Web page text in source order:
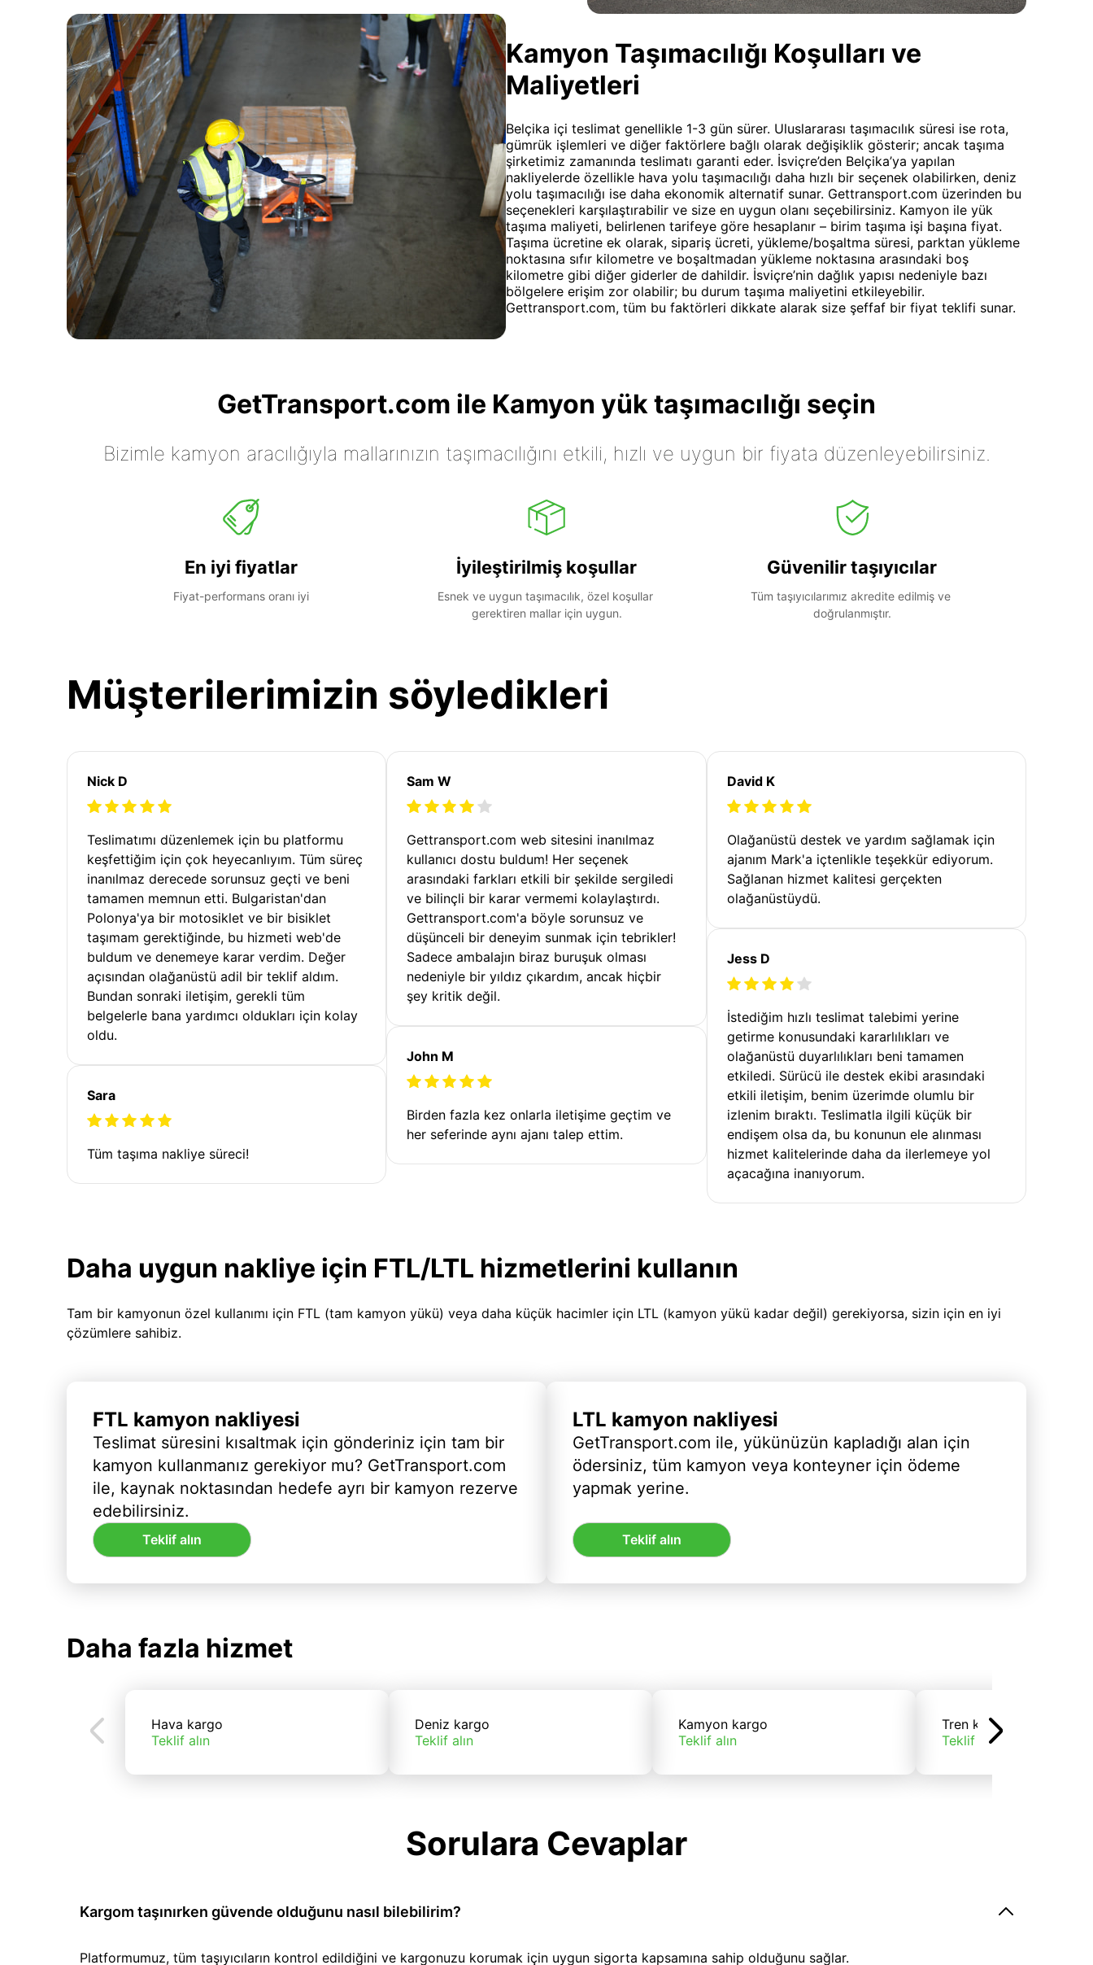
Kamyon Taşımacılığı Koşulları ve
Maliyetleri
Belçika içi teslimat genellikle 1-3 gün sürer. Uluslararası taşımacılık süresi ise rota,
gümrük işlemleri ve diğer faktörlere bağlı olarak değişiklik gösterir; ancak taşıma
şirketimiz zamanında teslimatı garanti eder. İsviçre’den Belçika’ya yapılan
nakliyelerde özellikle hava yolu taşımacılığı daha hızlı bir seçenek olabilirken, deniz
yolu taşımacılığı ise daha ekonomik alternatif sunar. Gettransport.com üzerinden bu
seçenekleri karşılaştırabilir ve size en uygun olanı seçebilirsiniz. Kamyon ile yük
taşıma maliyeti, belirlenen tarifeye göre hesaplanır – birim taşıma işi başına fiyat.
Taşıma ücretine ek olarak, sipariş ücreti, yükleme/boşaltma süresi, parktan yükleme
noktasına sıfır kilometre ve boşaltmadan yükleme noktasına arasındaki boş
kilometre gibi diğer giderler de dahildir. İsviçre’nin dağlık yapısı nedeniyle bazı
bölgelere erişim zor olabilir; bu durum taşıma maliyetini etkileyebilir.
Gettransport.com, tüm bu faktörleri dikkate alarak size şeffaf bir fiyat teklifi sunar.
GetTransport.com ile Kamyon yük taşımacılığı seçin
Bizimle kamyon aracılığıyla mallarınızın taşımacılığını etkili, hızlı ve uygun bir fiyata düzenleyebilirsiniz.
En iyi fiyatlar
Fiyat-performans oranı iyi
İyileştirilmiş koşullar
Esnek ve uygun taşımacılık, özel koşullar
gerektiren mallar için uygun.
Güvenilir taşıyıcılar
Tüm taşıyıcılarımız akredite edilmiş ve
doğrulanmıştır.
Müşterilerimizin söyledikleri
Nick D
Teslimatımı düzenlemek için bu platformu
keşfettiğim için çok heyecanlıyım. Tüm süreç
inanılmaz derecede sorunsuz geçti ve beni
tamamen memnun etti. Bulgaristan'dan
Polonya'ya bir motosiklet ve bir bisiklet
taşımam gerektiğinde, bu hizmeti web'de
buldum ve denemeye karar verdim. Değer
açısından olağanüstü adil bir teklif aldım.
Bundan sonraki iletişim, gerekli tüm
belgelerle bana yardımcı oldukları için kolay
oldu.
Sara
Tüm taşıma nakliye süreci!
Sam W
Gettransport.com web sitesini inanılmaz
kullanıcı dostu buldum! Her seçenek
arasındaki farkları etkili bir şekilde sergiledi
ve bilinçli bir karar vermemi kolaylaştırdı.
Gettransport.com'a böyle sorunsuz ve
düşünceli bir deneyim sunmak için tebrikler!
Sadece ambalajın biraz buruşuk olması
nedeniyle bir yıldız çıkardım, ancak hiçbir
şey kritik değil.
John M
Birden fazla kez onlarla iletişime geçtim ve
her seferinde aynı ajanı talep ettim.
David K
Olağanüstü destek ve yardım sağlamak için
ajanım Mark'a içtenlikle teşekkür ediyorum.
Sağlanan hizmet kalitesi gerçekten
olağanüstüydü.
Jess D
İstediğim hızlı teslimat talebimi yerine
getirme konusundaki kararlılıkları ve
olağanüstü duyarlılıkları beni tamamen
etkiledi. Sürücü ile destek ekibi arasındaki
etkili iletişim, benim üzerimde olumlu bir
izlenim bıraktı. Teslimatla ilgili küçük bir
endişem olsa da, bu konunun ele alınması
hizmet kalitelerinde daha da ilerlemeye yol
açacağına inanıyorum.
Daha uygun nakliye için FTL/LTL hizmetlerini kullanın
Tam bir kamyonun özel kullanımı için FTL (tam kamyon yükü) veya daha küçük hacimler için LTL (kamyon yükü kadar değil) gerekiyorsa, sizin için en iyi
çözümlere sahibiz.
FTL kamyon nakliyesi
Teslimat süresini kısaltmak için gönderiniz için tam bir
kamyon kullanmanız gerekiyor mu? GetTransport.com
ile, kaynak noktasından hedefe ayrı bir kamyon rezerve
edebilirsiniz.
Teklif alın
LTL kamyon nakliyesi
GetTransport.com ile, yükünüzün kapladığı alan için
ödersiniz, tüm kamyon veya konteyner için ödeme
yapmak yerine.
Teklif alın
Daha fazla hizmet
Hava kargo
Teklif alın
Deniz kargo
Teklif alın
Kamyon kargo
Teklif alın
Tren kargo
Teklif alın
Sorulara Cevaplar
Kargom taşınırken güvende olduğunu nasıl bilebilirim?
Platformumuz, tüm taşıyıcıların kontrol edildiğini ve kargonuzu korumak için uygun sigorta kapsamına sahip olduğunu sağlar.